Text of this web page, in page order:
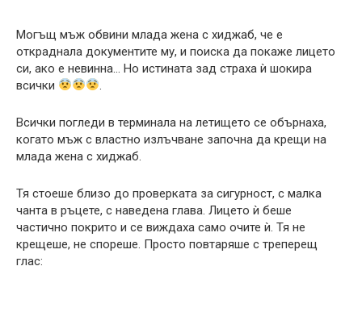
Могъщ мъж обвини млада жена с хиджаб, че е
откраднала документите му, и поиска да покаже лицето
си, ако е невинна… Но истината зад страха ѝ шокира
всички
.
Всички погледи в терминала на летището се обърнаха,
когато мъж с властно излъчване започна да крещи на
млада жена с хиджаб.
Тя стоеше близо до проверката за сигурност, с малка
чанта в ръцете, с наведена глава. Лицето ѝ беше
частично покрито и се виждаха само очите ѝ. Тя не
крещеше, не спореше. Просто повтаряше с треперещ
глас: